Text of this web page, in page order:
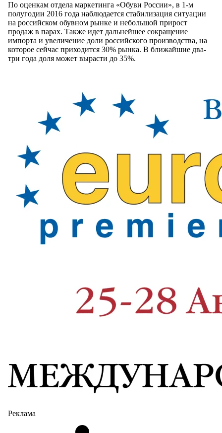
По оценкам отдела маркетинга «Обуви России», в 1-м
полугодии 2016 года наблюдается стабилизация ситуации
на российском обувном рынке и небольшой прирост
продаж в парах. Также идет дальнейшее сокращение
импорта и увеличение доли российского производства, на
которое сейчас приходится 30% рынка. В ближайшие два-
три года доля может вырасти до 35%.
Реклама